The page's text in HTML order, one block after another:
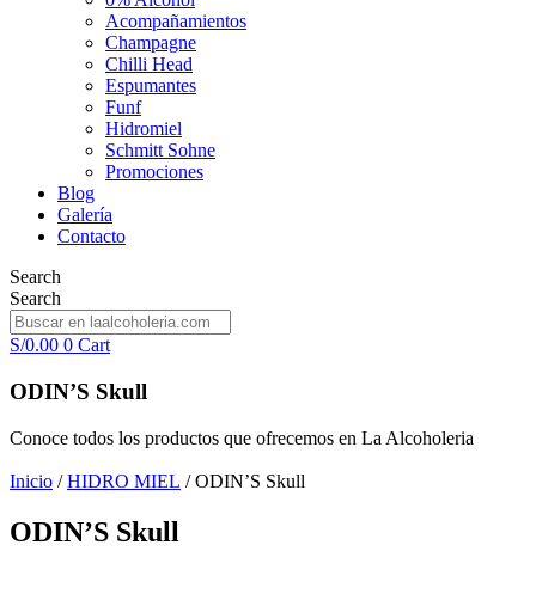
Acompañamientos
Champagne
Chilli Head
Espumantes
Funf
Hidromiel
Schmitt Sohne
Promociones
Blog
Galería
Contacto
Search
Search
S/0.00 0 Cart
ODIN’S Skull
Conoce todos los productos que ofrecemos en La Alcoholeria
Inicio /HIDRO MIEL / ODIN’S Skull
ODIN’S Skull